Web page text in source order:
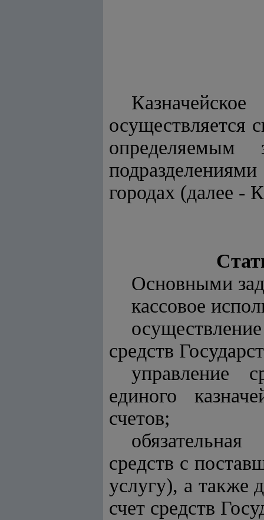
осуществляется
определяемым
городах (далее -
Основными
кассовое
средств
управление
единого
счетов;
средств с
услугу), а также
счет средств